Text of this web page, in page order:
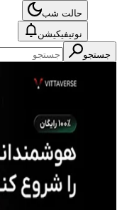
حالت شب
نوتیفیکیشن
جستجو